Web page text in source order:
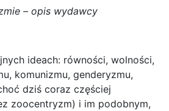
– opis wydawcy
ideach: równości, wolności,
komunizmu, genderyzmu,
dziś coraz częściej
zoocentryzm) i im podobnym,